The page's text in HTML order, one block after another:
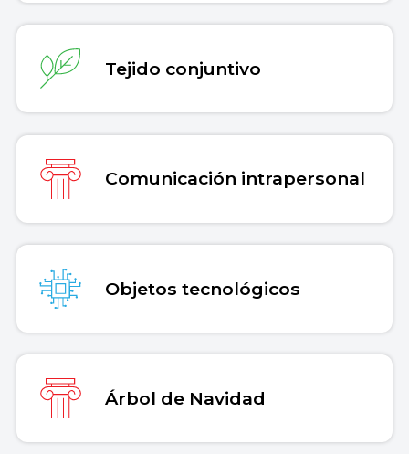
Tejido conjuntivo
Comunicación intrapersonal
Objetos tecnológicos
Árbol de Navidad